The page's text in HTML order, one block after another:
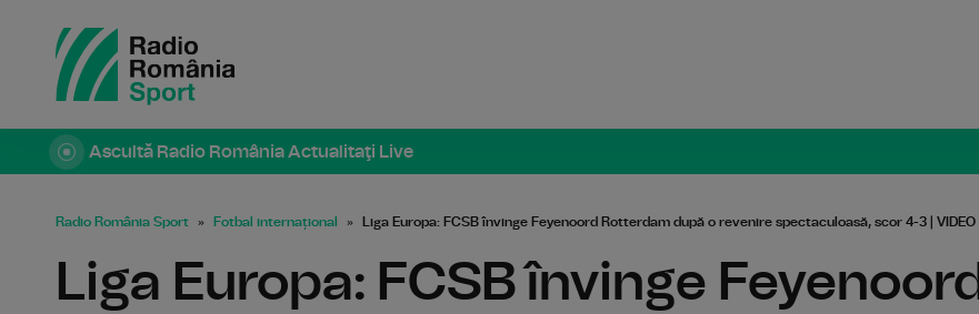
Ascultă Radio România Actualitaţi Live
Radio România Sport Fotbal internațional Liga Europa: FCSB învinge Feyenoord Rotterdam după o revenire spectaculoasă, scor 4-3 | VIDEO
Liga Europa: FCSB învinge Feyenoord